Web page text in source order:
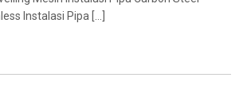
Instalasi Pipa […]